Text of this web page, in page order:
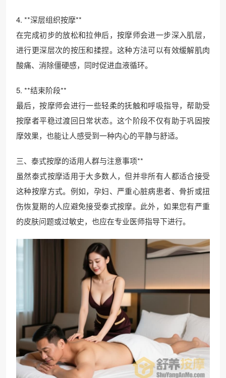
4. **深层组织按摩**
在完成初步的放松和拉伸后，按摩师会进一步深入肌层，
进行更深层次的按压和揉捏。这种方法可以有效缓解肌肉
酸痛、消除僵硬感，同时促进血液循环。
5. **结束阶段**
最后，按摩师会进行一些轻柔的抚触和呼吸指导，帮助受
按摩者平稳过渡回日常状态。这个阶段不仅有助于巩固按
摩效果，也能让人感受到一种内心的平静与舒适。
三、泰式按摩的适用人群与注意事项**
虽然泰式按摩适用于大多数人，但并非所有人都适合接受
这种按摩方式。例如，孕妇、严重心脏病患者、骨折或扭
伤恢复期的人应避免接受泰式按摩。此外，如果您有严重
的皮肤问题或过敏史，也应在专业医师指导下进行。